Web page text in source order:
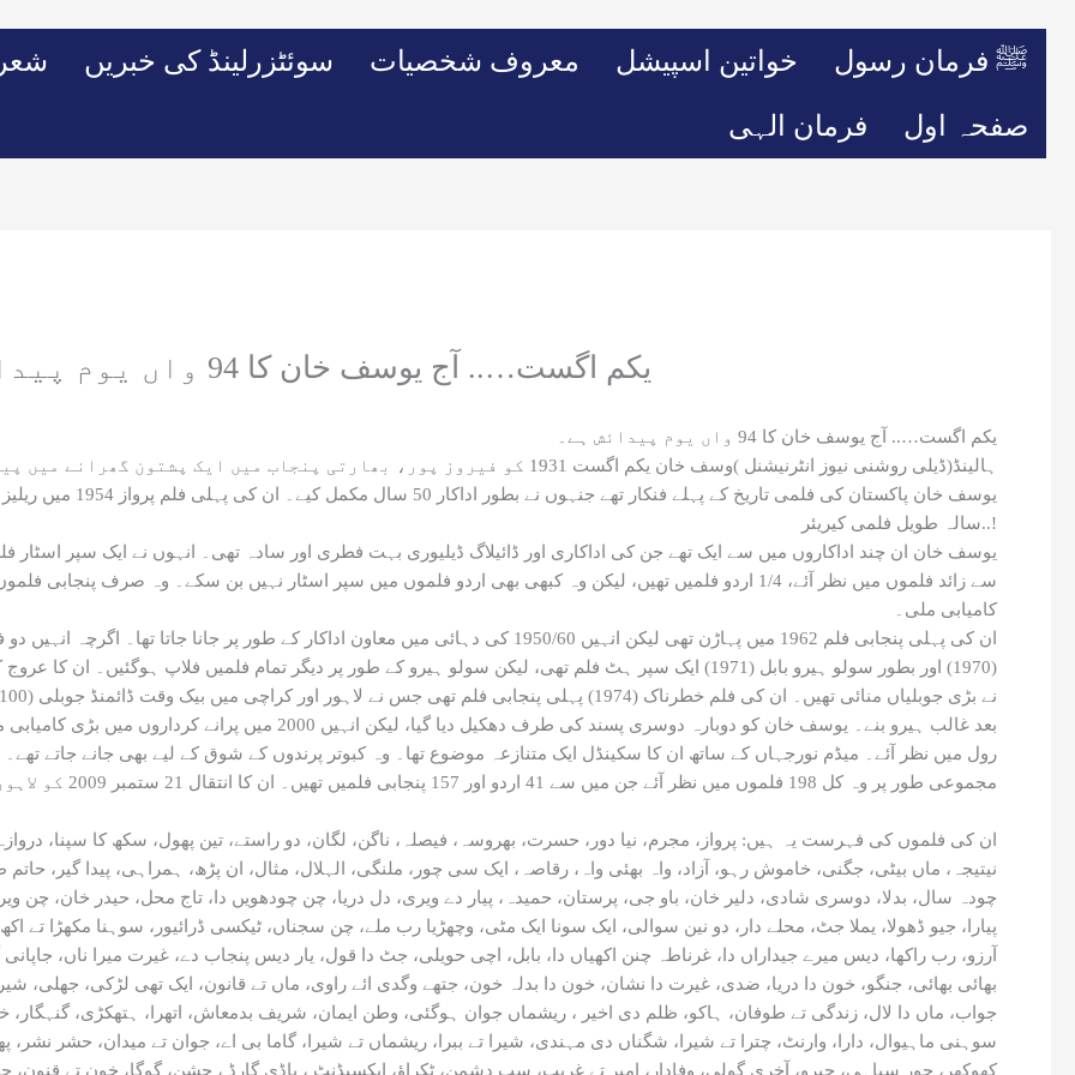
سوئٹزرلینڈ کی خبریں معروف شخصیات خواتین اسپیشل ﷺ فرمان رسول
فرمان الہی صفحہ اول
یکم اگست….. آج یوسف خان کا 94 واں یوم پیدائش ہے۔
یکم اگست….. آج یوسف خان کا 94 واں یوم پیدائش ہے۔
ہالینڈ(ڈیلی روشنی نیوز انٹرنیشنل )وسف خان یکم اگست 1931 کو فیروز پور، بھارتی پنجاب میں ایک پشتون گھرانے میں پیدا ہوئے۔
سالہ طویل فلمی کیریئر..!
کامیابی ملی۔
رول میں نظر آئے۔ میڈم نورجہاں کے ساتھ ان کا سکینڈل ایک متنازعہ موضوع تھا۔ وہ کبوتر پرندوں کے شوق کے لیے بھی جانے جاتے تھے۔
مجموعی طور پر وہ کل 198 فلموں میں نظر آئے جن میں سے 41 اردو اور 157 پنجابی فلمیں تھیں۔ ان کا انتقال 21 ستمبر 2009 کو لاہور میں ہوا۔
ان کی فلموں کی فہرست یہ ہیں: پرواز، مجرم، نیا دور، حسرت، بھروسہ، فیصلہ، ناگن، لگان، دو راستے، تین پھول، سکھ کا سپنا،
نیتیجہ، ماں بیٹی، جگنی، خاموش رہو، آزاد، واہ بھئی واہ، رقاصہ، ایک سی چور، ملنگی، الہلال، مثال، ان پڑھ، ہمراہی، پیدا گیر، حاتم
چودہ سال، بدلا، دوسری شادی، دلیر خان، باو جی، پرستان، حمیدہ، پیار دے ویری، دل دریا، چن چودھویں دا، تاج محل، حیدر خان، چن
پیارا، جیو ڈھولا، یملا جٹ، محلے دار، دو نین سوالی، ایک سونا ایک مٹی، وچھڑیا رب ملے، چن سجناں، ٹیکسی ڈرائیور، سوہنا مکھڑا تے
آرزو، رب راکھا، دیس میرے جیداراں دا، غرناطہ چنن اکھیاں دا، بابل، اچی حویلی، جٹ دا قول، یار دیس پنجاب دے، غیرت میرا ناں،
بھائی بھائی، جنگو، خون دا دریا، ضدی، غیرت دا نشان، خون دا بدلہ خون، جتھے وگدی ائے راوی، ماں تے قانون، ایک تھی لڑکی، جھلی،
جواب، ماں دا لال، زندگی تے طوفان، ہاکو، ظلم دی اخیر ، ریشماں جوان ہوگئی، وطن ایمان، شریف بدمعاش، اتھرا، ہتھکڑی، گنہگار،
سوہنی ماہیوال، دارا، وارنٹ، چترا تے شیرا، شگناں دی مہندی، شیرا تے ببرا، ریشماں تے شیرا، گاما بی اے، جوان تے میدان، حشر
کھوکھر، چور سپاہی، جبرو، آخری گولی، وفادار، امیر تے غریب، سب دشمن، ٹکراؤ، ایکسیڈنٹ ، باڈی گارڈ ، جشن، گوگا، خون تے قنون،